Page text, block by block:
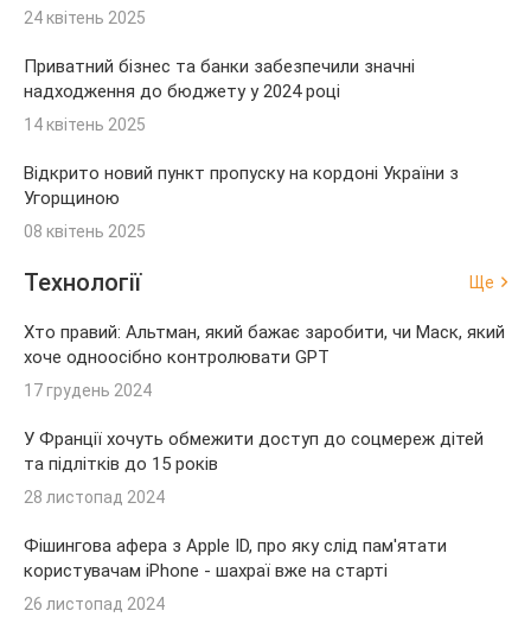
24 квітень 2025
Приватний бізнес та банки забезпечили значні
надходження до бюджету у 2024 році
14 квітень 2025
Відкрито новий пункт пропуску на кордоні України з
Угорщиною
08 квітень 2025
Технології Ще
Хто правий: Альтман, який бажає заробити, чи Маск, який
хоче одноосібно контролювати GPT
17 грудень 2024
У Франції хочуть обмежити доступ до соцмереж дітей
та підлітків до 15 років
28 листопад 2024
Фішингова афера з Apple ID, про яку слід пам'ятати
користувачам iPhone - шахраї вже на старті
26 листопад 2024